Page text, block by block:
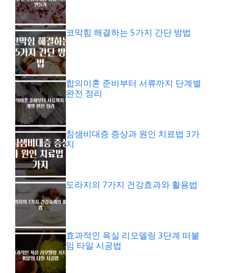
코막힘 해결하는 5가지 간단 방법
합의이혼 준비부터 서류까지 단계별
완전 정리
침샘비대증 증상과 원인 치료법 3가
지
도라지의 7가지 건강효과와 활용법
효과적인 욕실 리모델링 3단계 떠붙
임 타일 시공법